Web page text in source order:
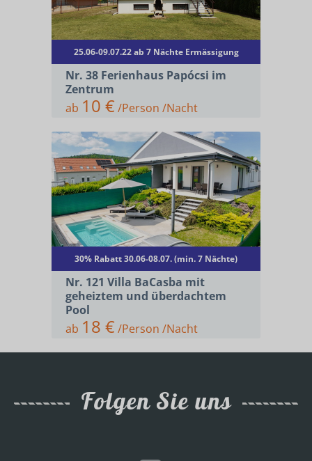
25.06-09.07.22 ab 7 Nächte Ermässigung
Nr. 38 Ferienhaus Papócsi im
Zentrum
ab 10 €/Person /Nacht
30% Rabatt 30.06-08.07. (min. 7 Nächte)
Nr. 121 Villa BaCasba mit
geheiztem und überdachtem
Pool
ab 18 €/Person /Nacht
Folgen Sie uns